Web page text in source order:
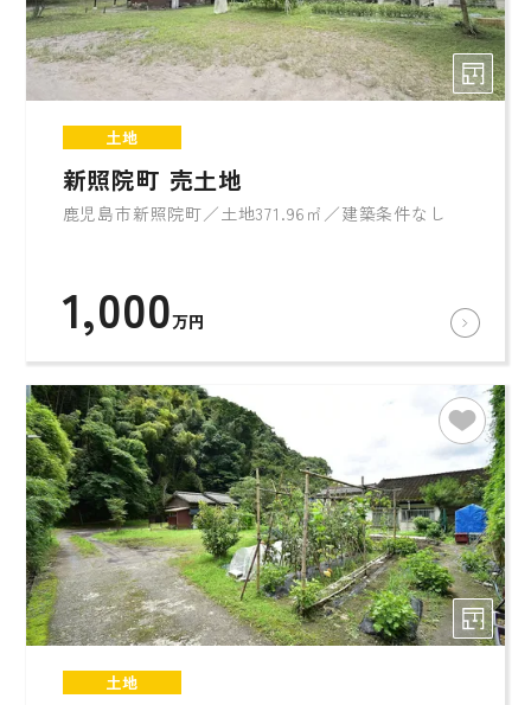
土地
新照院町 売土地
鹿児島市新照院町／土地371.96㎡／建築条件なし
1,000万円
土地